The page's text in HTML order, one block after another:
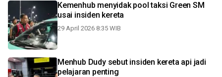
Kemenhub menyidak pool taksi Green SM
usai insiden kereta
29 April 2026 8:35 WIB
Menhub Dudy sebut insiden kereta api jadi
pelajaran penting